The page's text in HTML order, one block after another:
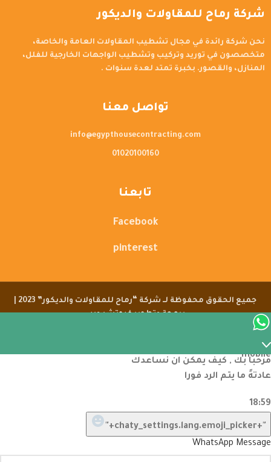
شركة رماح للمقاولات والديكور
نحن شركة رائدة في مجال تشطيب المقاولات العامة والخاصة،
متخصصون في توريد وتركيب وتشطيب الواجهات الخارجية للفلل،
المنازل، والقصور. بخبرة تمتد لعدة سنوات .
تواصل معنا
info@egypthousecontracting.com
01020100160
تابعنا
Facebook
pinterest
برمجة وتطويرفيوتشر ويب
مرحبا بك , كيف يمكن ان نساعدك
عادتهً ما يتم الرد فورا
18:59
"+chaty_settings.lang.emoji_picker+"
WhatsApp Message